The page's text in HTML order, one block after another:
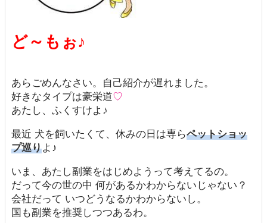
ど～もぉ♪
あらごめんなさい。自己紹介が遅れました。
好きなタイプは豪栄道♡
あたし、ふくすけよ♪
最近 犬を飼いたくて、休みの日は専らペットショッ
プ巡りよ♪
いま、あたし副業をはじめようって考えてるの。
だって今の世の中 何があるかわからないじゃない？
会社だって いつどうなるかわからないし。
国も副業を推奨しつつあるわ。